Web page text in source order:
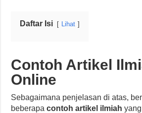
Daftar Isi Lihat
Contoh Artikel
Online
Sebagaimana penjelasan di atas,
beberapacontoh artikel ilmiah